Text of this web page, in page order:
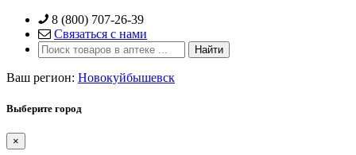
Skip
content
8 (800) 707-26-39
Связаться с нами
Ваш регион: Новокуйбышевск
Выберите город
×